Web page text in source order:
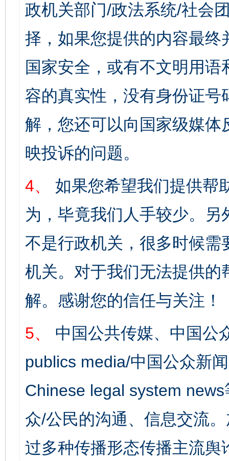
政机关部门/政法系统/社会
择，如果您提供的内容最
国家安全，或有不文明用
容的真实性，没有身份证
解，您还可以向国家级媒
映投诉的问题。
4、
如果您希望我们提供帮
为，毕竟我们人手较少。
不是行政机关，很多时候
机关。对于我们无法提供
解。感谢您的信任与关注！
5、
中国公共传媒、中国公
publics media/中国公众新
Chinese legal system
众/公民的沟通、信息交流
过多种传播形态传播主流